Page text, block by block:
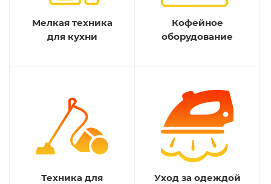
Мелкая техника
для кухни
Кофейное
оборудование
Техника для
Уход за одеждой